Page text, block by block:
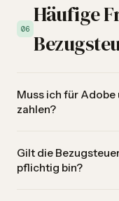
06
Häufige
Muss ich für Adobe
zahlen?
10'000 pro Jahr
Bezugsteuer an.
Gilt die
pflichtig bin?